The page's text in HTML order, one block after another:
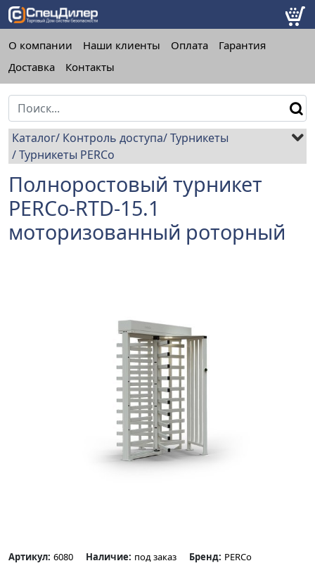
О компании Наши клиенты Оплата
Гарантия
Доставка
Контакты
Каталог Контроль доступа Турникеты
Турникеты PERCo
Полноростовый турникет
PERCo-RTD-15.1
моторизованный роторный
Артикул: 6080 Наличие: под заказ Бренд: PERCo